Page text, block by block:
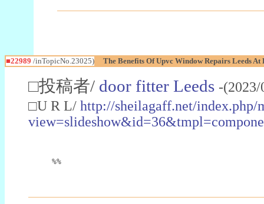
■22989 /inTopicNo.23025) The Benefits Of Upvc Window Repairs Leeds
□投稿者/ door fitter Leeds -
□U R L/ http://sheilagaff.net/index.php/
%%